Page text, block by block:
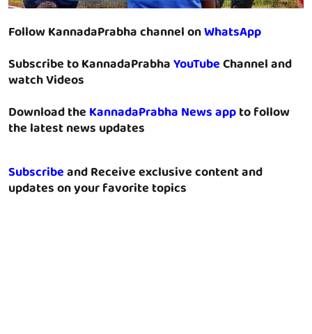
Follow KannadaPrabha channel onWhatsApp
Subscribe to KannadaPrabhaYouTubeChannel and
watch Videos
Download theKannadaPrabha News appto follow
the latest news updates
Subscribeand Receive exclusive content and
updates on your favorite topics